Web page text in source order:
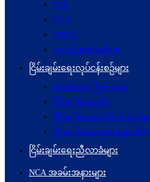
JMC
JICM
UPDJC
လုပ်ငန်းကော်မတီများ
ငြိမ်းချမ်းရေးလုပ်ငန်းစဉ်များ
နောက်ခံအကြောင်းအရာ
ငြိမ်းချမ်းရေးမူဝါဒ
ငြိမ်းချမ်းရေးတွင်ပါဝင်သူမျာ
ငြိမ်းချမ်းရေးအစုအဖွဲ့များ၏စ
ငြိမ်းချမ်းရေးညီလာခံများ
NCA အခမ်းအနားများ